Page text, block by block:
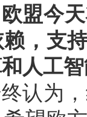
盟今
，支
人工
认为